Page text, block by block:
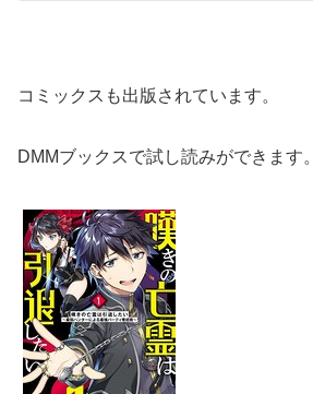
コミックスも出版されています。
DMMブックスで試し読みができます。